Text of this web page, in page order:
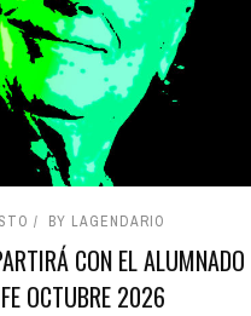
BY LAGENDARIO
CON EL ALUMNADO
OCTUBRE 2026